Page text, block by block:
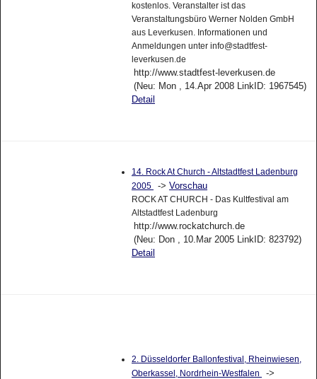
kostenlos. Veranstalter ist das
Veranstaltungsbüro Werner Nolden GmbH
aus Leverkusen. Informationen und
Anmeldungen unter info@stadtfest-
leverkusen.de
http://www.stadtfest-leverkusen.de
(Neu: Mon , 14.Apr 2008 LinkID: 1967545)
Detail
14. Rock At Church - Altstadtfest Ladenburg
2005
-> Vorschau
ROCK AT CHURCH - Das Kultfestival am
Altstadtfest Ladenburg
http://www.rockatchurch.de
(Neu: Don , 10.Mar 2005 LinkID: 823792)
Detail
2. Düsseldorfer Ballonfestival, Rheinwiesen,
Oberkassel, Nordrhein-Westfalen
->